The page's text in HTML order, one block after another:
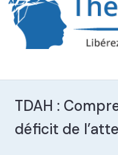
TDAH :
déficit de